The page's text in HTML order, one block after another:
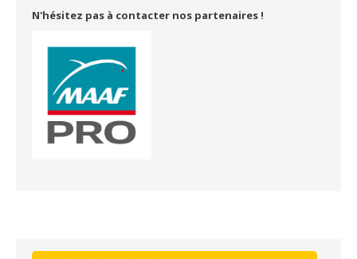
N'hésitez pas à contacter nos partenaires !